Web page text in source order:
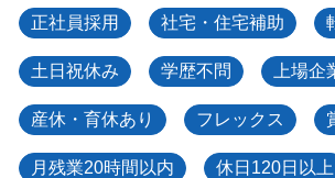
正社員採用 社宅・住宅補助
土日祝休み 学歴不問 上場企
産休・育休あり フレックス
月残業20時間以内 休日120日以上